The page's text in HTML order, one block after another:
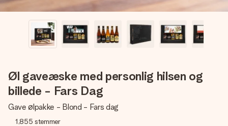
Øl gaveæske med personlig hilsen og
billede - Fars Dag
Gave ølpakke - Blond - Fars dag
1,855 stemmer